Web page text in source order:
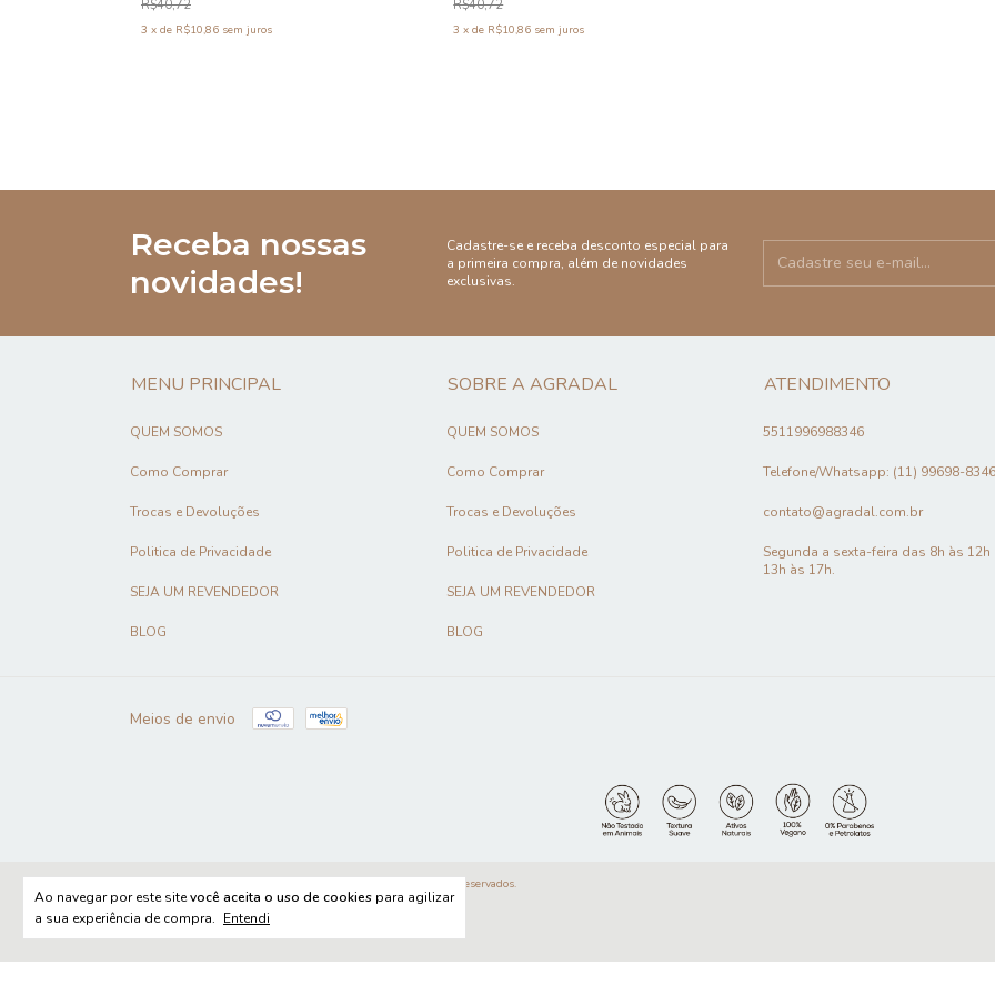
Ao navegar por este sitevocê aceita o uso de cookies para agilizar
a sua experiência de compra. Entendi
R$40,72
3 x de R$10,86 sem juros
R$40,72
3 xde R$10,86 sem juros
Receba nossas
novidades!
Cadastre-se e receba desconto especial para
a primeira compra, além de novidades
exclusivas.
MENU PRINCIPAL
QUEM SOMOS
Como Comprar
Trocas e Devoluções
Politica de Privacidade
SEJA UM REVENDEDOR
BLOG
SOBRE A AGRADAL
QUEM SOMOS
Como Comprar
Trocas e Devoluções
Politica de Privacidade
SEJA UM REVENDEDOR
BLOG
ATENDIMENTO
5511996988346
Telefone/Whatsapp: (11) 99698-8346
contato@agradal.com.br
Segunda a sexta-feira das 8h às 12h
13h às 17h.
Meios de envio
Copyright Agradal - 08206081000192 - 2026. Todos os direitos reservados.